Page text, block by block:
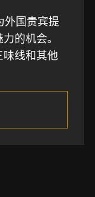
外国贵宾提
的机会。
线和其他